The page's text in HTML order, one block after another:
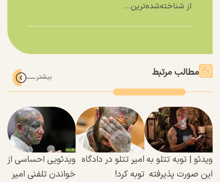
از شناخته‌شده‌ترین...
مطالب مرتبط
ویدئو | توبه تتلو به
این صورت پذیرفته
امیر تتلو در دادگاه
توبه کرد!
ویدئویی احساسی از
خواندن تلفنی امیر